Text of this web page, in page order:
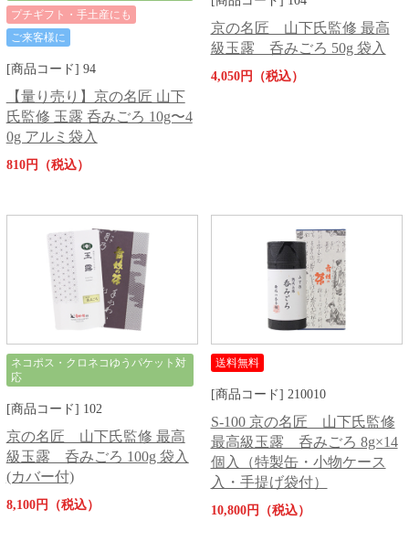
プチギフト・手土産にも
ご来客様に
[商品コード] 94
【量り売り】京の名匠 山下
氏監修 玉露 呑みごろ 10g〜4
0g アルミ袋入
810円（税込）
京の名匠 山下氏監修 最高
級玉露 呑みごろ 50g 袋入
4,050円（税込）
ネコポス・クロネコゆうパケット対
応
[商品コード] 102
京の名匠 山下氏監修 最高
級玉露 呑みごろ 100g 袋入
(カバー付)
8,100円（税込）
送料無料
[商品コード] 210010
S-100 京の名匠 山下氏監修
最高級玉露 呑みごろ 8g×14
個入（特製缶・小物ケース
入・手提げ袋付）
10,800円（税込）